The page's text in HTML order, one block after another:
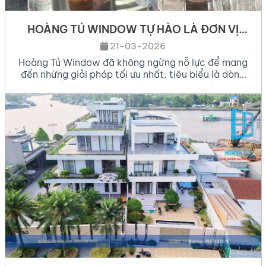
HOÀNG TÚ WINDOW TỰ HÀO LÀ ĐƠN VỊ
TIÊN PHONG CẬP NHẬT HỆ NHÔM MỚI
NHẤT THỊ TRƯỜNG 2026
21-03-2026
Hoàng Tú Window đã không ngừng nỗ lực để mang
đến những giải pháp tối ưu nhất, tiêu biểu là dòng
kiến trúc hiện đại ngày càng đề cao sự tiện nghi và
tính bền vững, việc lựa chọn vật liệu xây dựng, đặc
biệt là […]